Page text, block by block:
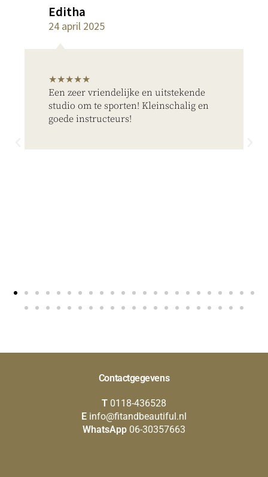
★★★★★
Een zeer vriendelijke en uitstekende
studio om te sporten! Kleinschalig en
goede instructeurs!
Editha
24 april 2025
Contactgegevens
T 0118-436528
E info@fitandbeautiful.nl
WhatsApp 06-30357663